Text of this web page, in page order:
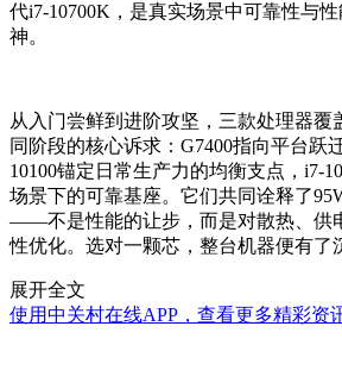
代i7-10700K，是真实场景中可靠性与
神。
从入门尝鲜到进阶攻坚，三款处理器覆
同阶段的核心诉求：G7400指向平台跃
10100锚定日常生产力的均衡支点，i7-
场景下的可靠基座。它们共同诠释了
——不是性能的让步，而是对散热、供
性优化。选对一颗芯，整台机器便有了
展开全文
使用中关村在线APP，查看更多精彩资